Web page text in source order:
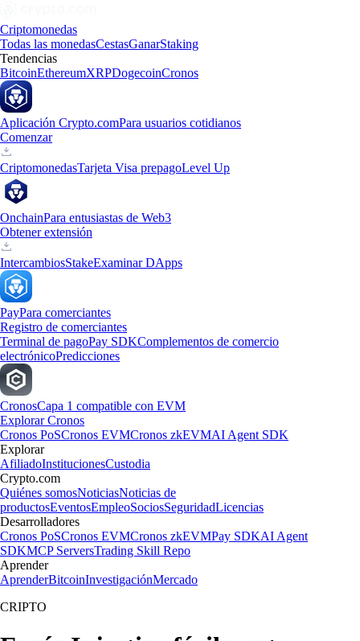
Criptomonedas
Todas las monedasCestasGanarStaking
Tendencias
BitcoinEthereumXRPDogecoinCronos
Aplicación Crypto.comPara usuarios cotidianos
Comenzar
CriptomonedasTarjeta Visa prepagoLevel Up
OnchainPara entusiastas de Web3
Obtener extensión
IntercambiosStakeExaminar DApps
PayPara comerciantes
Registro de comerciantes
Terminal de pagoPay SDKComplementos de comercio
electrónicoPredicciones
CronosCapa 1 compatible con EVM
Explorar Cronos
Cronos PoSCronos EVMCronos zkEVMAI Agent SDK
Explorar
AfiliadoInstitucionesCustodia
Crypto.com
Quiénes somosNoticiasNoticias de
productosEventosEmpleoSociosSeguridadLicencias
Desarrolladores
Cronos PoSCronos EVMCronos zkEVMPay SDKAI Agent
SDKMCP ServersTrading Skill Repo
Aprender
AprenderBitcoinInvestigaciónMercado
CRIPTO